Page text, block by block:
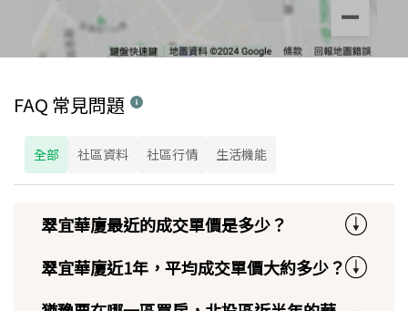
FAQ 常見問題
全部 社區資料 社區行情 生活機能
翠宜華廈最近的成交單價是多少？
翠宜華廈近1年，平均成交單價大約多少？